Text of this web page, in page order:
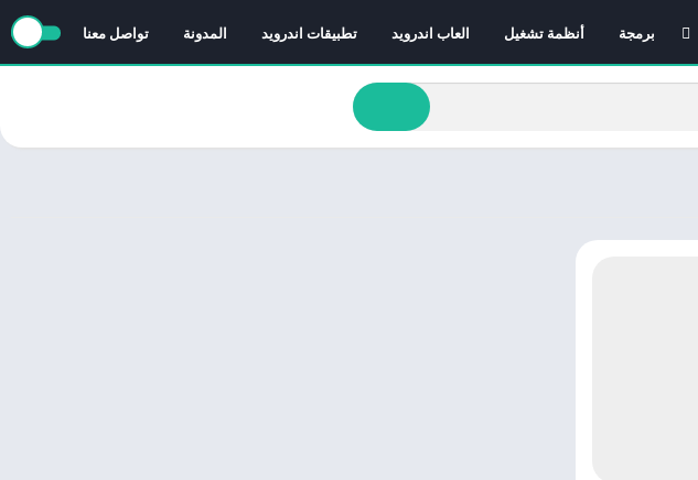
برمجة أنظمة تشغيل العاب اندرويد تطبيقات اندرويد المدونة تواصل معنا